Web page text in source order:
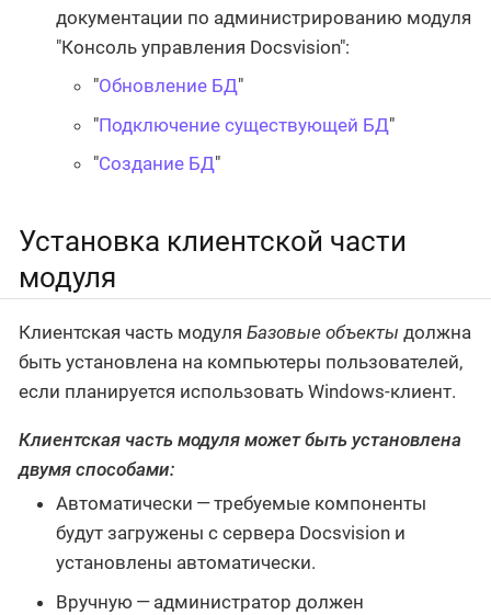
документации по администрированию модуля
"Консоль управления Docsvision":
"Обновление БД"
"Подключение существующей БД"
"Создание БД"
Установка клиентской части
модуля
Клиентская часть модуля Базовые объекты должна
быть установлена на компьютеры пользователей,
если планируется использовать Windows-клиент.
Клиентская часть модуля может быть установлена
двумя способами:
Автоматически — требуемые компоненты
будут загружены с сервера Docsvision и
установлены автоматически.
Вручную — администратор должен